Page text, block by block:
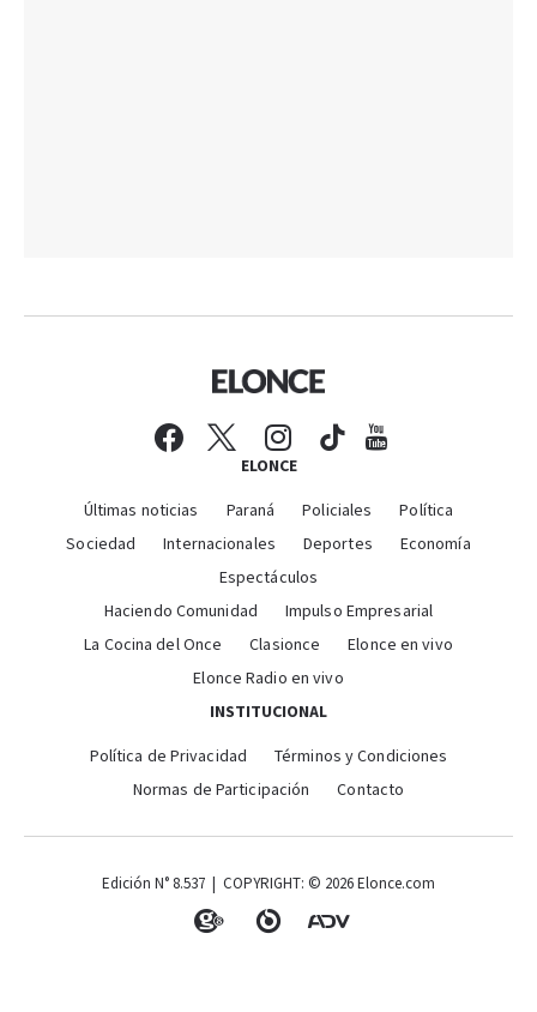
ELONCE
Últimas noticias Paraná Policiales
Política
Sociedad
Internacionales Deportes
Economía
Espectáculos
Haciendo Comunidad
Impulso Empresarial
La Cocina del Once
Clasionce
Elonce en vivo
Elonce Radio en vivo
INSTITUCIONAL
Política de Privacidad
Términos y Condiciones
Normas de Participación
Contacto
Edición N° 8.537 | COPYRIGHT: © 2026 Elonce.com